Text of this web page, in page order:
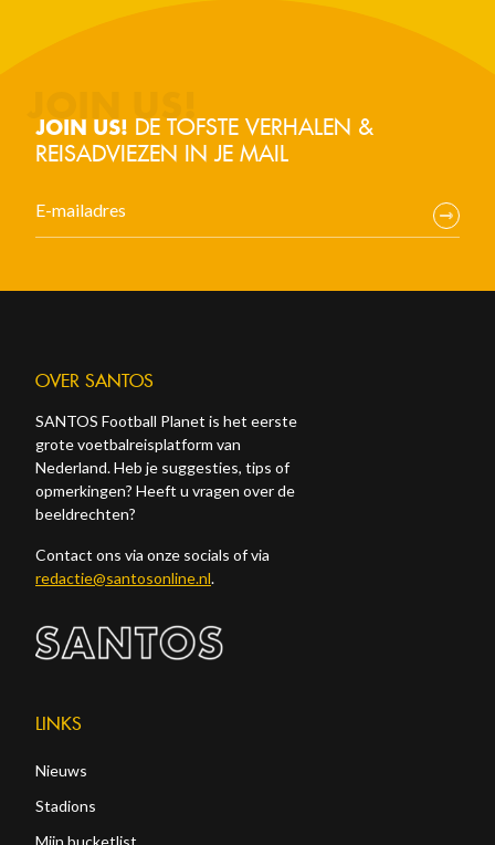
JOIN US! DE TOFSTE VERHALEN &
REISADVIEZEN IN JE MAIL
OVER SANTOS
SANTOS Football Planet is het eerste
grote voetbalreisplatform van
Nederland. Heb je suggesties, tips of
opmerkingen? Heeft u vragen over de
beeldrechten?
Contact ons via onze socials of via
redactie@santosonline.nl.
LINKS
Nieuws
Stadions